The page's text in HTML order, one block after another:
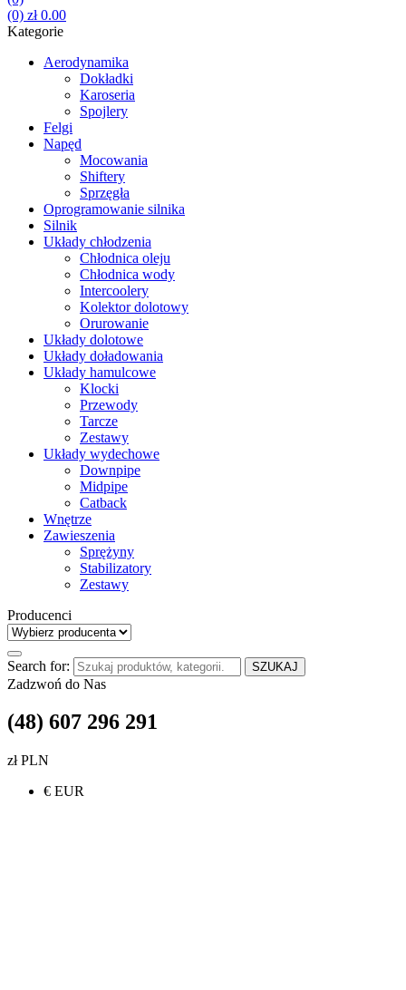
(0) zł0.00
Kategorie
Aerodynamika
Dokładki
Karoseria
Spojlery
Felgi
Napęd
Mocowania
Shiftery
Sprzęgła
Oprogramowanie silnika
Silnik
Układy chłodzenia
Chłodnica oleju
Chłodnica wody
Intercoolery
Kolektor dolotowy
Orurowanie
Układy dolotowe
Układy doładowania
Układy hamulcowe
Klocki
Przewody
Tarcze
Zestawy
Układy wydechowe
Downpipe
Midpipe
Catback
Wnętrze
Zawieszenia
Sprężyny
Stabilizatory
Zestawy
Producenci
Search for: SZUKAJ
Zadzwoń do Nas
(48) 607 296 291
zł PLN
€ EUR